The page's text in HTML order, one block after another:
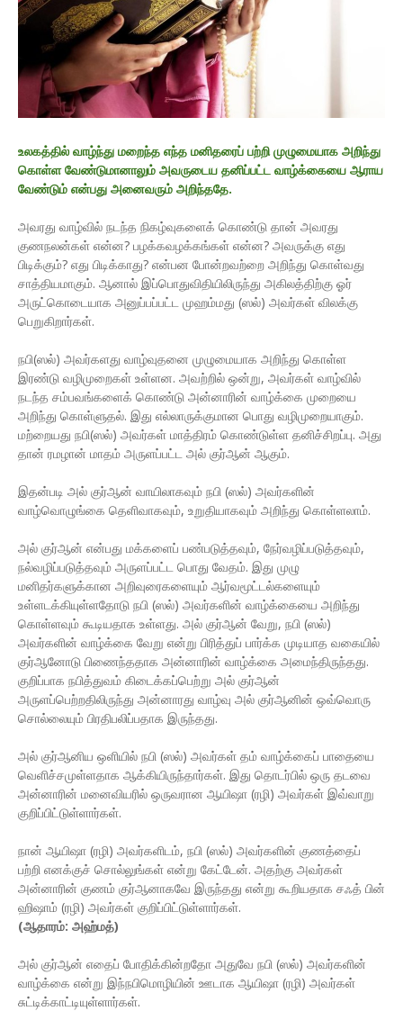
உலகத்தில் வாழ்ந்து மறைந்த எந்த மனிதரைப் பற்றி முழுமையாக அறிந்து
கொள்ள வேண்டுமானாலும் அவருடைய தனிப்பட்ட வாழ்க்கையை ஆராய
வேண்டும் என்பது அனைவரும் அறிந்ததே.
அவரது வாழ்வில் நடந்த நிகழ்வுகளைக் கொண்டு தான் அவரது
குணநலன்கள் என்ன? பழக்கவழக்கங்கள் என்ன? அவருக்கு எது
பிடிக்கும்? எது பிடிக்காது? என்பன போன்றவற்றை அறிந்து கொள்வது
சாத்தியமாகும். ஆனால் இப்பொதுவிதியிலிருந்து அகிலத்திற்கு ஓர்
அருட்கொடையாக அனுப்பப்பட்ட முஹம்மது (ஸல்) அவர்கள் விலக்கு
பெறுகிறார்கள்.
நபி(ஸல்) அவர்களது வாழ்வுதனை முழுமையாக அறிந்து கொள்ள
இரண்டு வழிமுறைகள் உள்ளன. அவற்றில் ஒன்று, அவர்கள் வாழ்வில்
நடந்த சம்பவங்களைக் கொண்டு அன்னாரின் வாழ்க்கை முறையை
அறிந்து கொள்ளுதல். இது எல்லாருக்குமான பொது வழிமுறையாகும்.
மற்றையது நபி(ஸல்) அவர்கள் மாத்திரம் கொண்டுள்ள தனிச்சிறப்பு. அது
தான் ரமழான் மாதம் அருளப்பட்ட அல் குர்ஆன் ஆகும்.
இதன்படி அல் குர்ஆன் வாயிலாகவும் நபி (ஸல்) அவர்களின்
வாழ்வொழுங்கை தெளிவாகவும், உறுதியாகவும் அறிந்து கொள்ளலாம்.
அல் குர்ஆன் என்பது மக்களைப் பண்படுத்தவும், நேர்வழிப்படுத்தவும்,
நல்வழிப்படுத்தவும் அருளப்பட்ட பொது வேதம். இது முழு
மனிதர்களுக்கான அறிவுரைகளையும் ஆர்வமூட்டல்களையும்
உள்ளடக்கியுள்ளதோடு நபி (ஸல்) அவர்களின் வாழ்க்கையை அறிந்து
கொள்ளவும் கூடியதாக உள்ளது. அல் குர்ஆன் வேறு, நபி (ஸல்)
அவர்களின் வாழ்க்கை வேறு என்று பிரித்துப் பார்க்க முடியாத வகையில்
குர்ஆனோடு பிணைந்ததாக அன்னாரின் வாழ்க்கை அமைந்திருந்தது.
குறிப்பாக நபித்துவம் கிடைக்கப்பெற்று அல் குர்ஆன்
அருளப்பெற்றதிலிருந்து அன்னாரது வாழ்வு அல் குர்ஆனின் ஒவ்வொரு
சொல்லையும் பிரதிபலிப்பதாக இருந்தது.
அல் குர்ஆனிய ஒளியில் நபி (ஸல்) அவர்கள் தம் வாழ்க்கைப் பாதையை
வெளிச்சமுள்ளதாக ஆக்கியிருந்தார்கள். இது தொடர்பில் ஒரு தடவை
அன்னாரின் மனைவியரில் ஒருவரான ஆயிஷா (ரழி) அவர்கள் இவ்வாறு
குறிப்பிட்டுள்ளார்கள்.
நான் ஆயிஷா (ரழி) அவர்களிடம், நபி (ஸல்) அவர்களின் குணத்தைப்
பற்றி எனக்குச் சொல்லுங்கள் என்று கேட்டேன். அதற்கு அவர்கள்
அன்னாரின் குணம் குர்ஆனாகவே இருந்தது என்று கூறியதாக சஃத் பின்
ஹிஷாம் (ரழி) அவர்கள் குறிப்பிட்டுள்ளார்கள்.
(ஆதாரம்: அஹ்மத்)
அல் குர்ஆன் எதைப் போதிக்கின்றதோ அதுவே நபி (ஸல்) அவர்களின்
வாழ்க்கை என்று இந்நபிமொழியின் ஊடாக ஆயிஷா (ரழி) அவர்கள்
சுட்டிக்காட்டியுள்ளார்கள்.